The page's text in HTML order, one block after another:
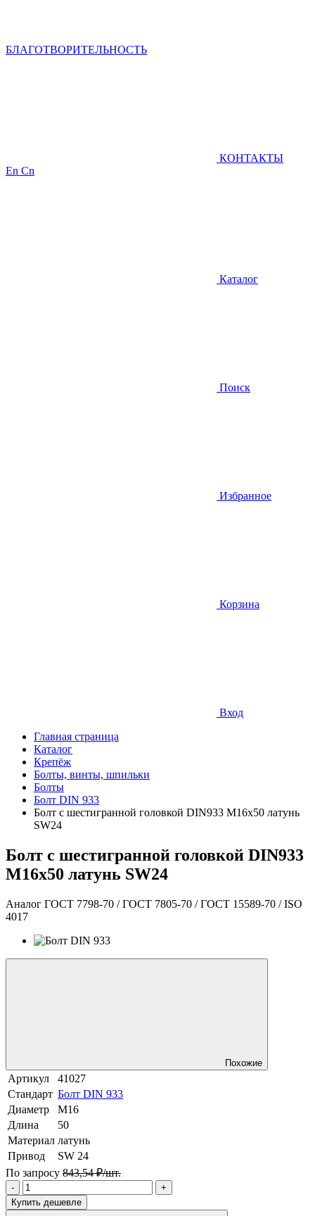
БЛАГОТВОРИТЕЛЬНОСТЬ
КОНТАКТЫ
En Cn
Каталог
Поиск
Избранное
Корзина
Вход
Главная страница
Каталог
Крепёж
Болты, винты, шпильки
Болты
Болт DIN 933
Болт с шестигранной головкой DIN933 М16х50 латунь
SW24
Болт с шестигранной головкой DIN933
М16х50 латунь SW24
Аналог ГОСТ 7798-70 / ГОСТ 7805-70 / ГОСТ 15589-70 / ISO
4017
Похожие
Артикул
41027
Стандарт Болт DIN 933
Диаметр
М16
Длина
50
Материал латунь
Привод
SW 24
По запросу 843,54 ₽/шт.
-
+
Купить дешевле